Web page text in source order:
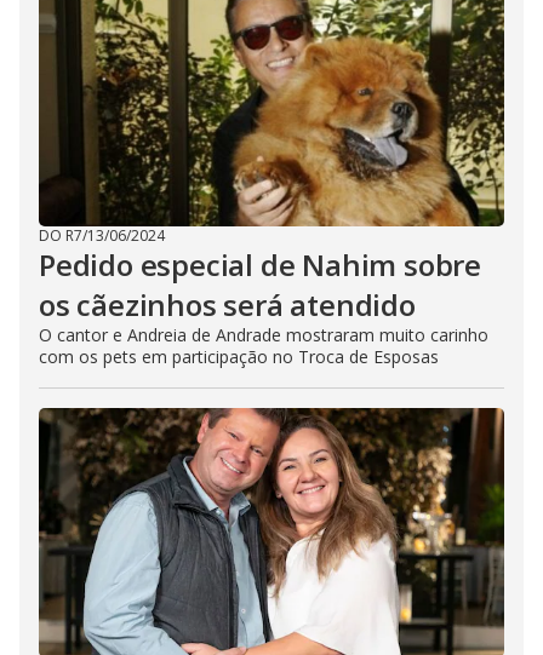
DO R7/13/06/2024
Pedido especial de Nahim sobre
os cãezinhos será atendido
O cantor e Andreia de Andrade mostraram muito carinho
com os pets em participação no Troca de Esposas